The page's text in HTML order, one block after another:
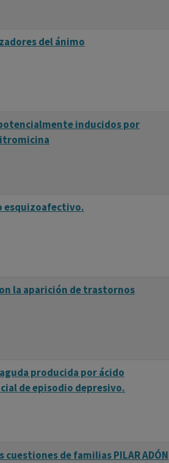
del ánimo
inducidos por
esquizoafectivo.
la aparición de trastornos
producida por ácido
de episodio depresivo.
de familias PILAR ADÓN